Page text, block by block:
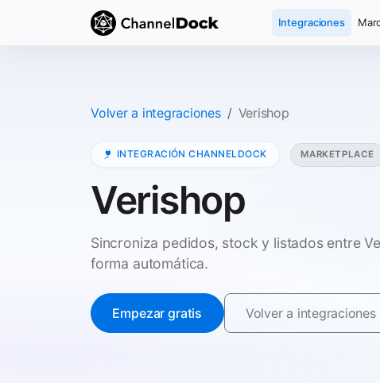
Integraciones
Volver a integraciones Verishop
INTEGRACIÓN CHANNELDOCK MARKETPLACE
Verishop
Sincroniza pedidos, stock y listados entre
forma automática.
Empezar gratis Volver a integraciones